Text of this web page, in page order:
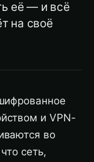
её — и всё
на своё
и VPN-
во
сеть,